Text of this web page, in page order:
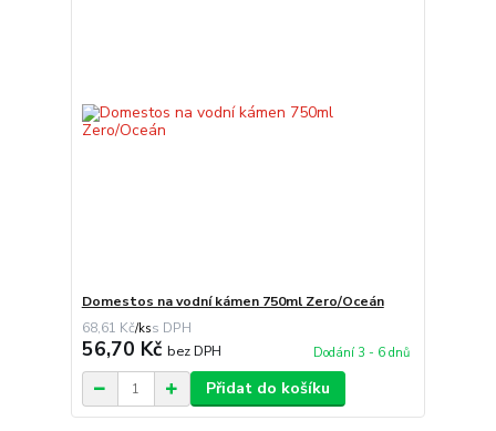
Domestos na vodní kámen 750ml Zero/Oceán
68,61 Kč/ks
56,70 Kč bez DPH Dodání 3 - 6 dnů
Přidat do košíku